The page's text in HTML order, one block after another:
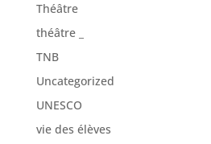
Théâtre
théâtre _
TNB
Uncategorized
UNESCO
vie des élèves